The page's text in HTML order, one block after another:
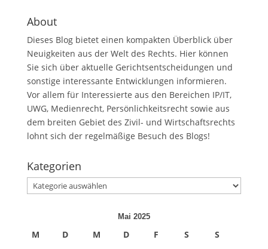
About
Dieses Blog bietet einen kompakten Überblick über
Neuigkeiten aus der Welt des Rechts. Hier können
Sie sich über aktuelle Gerichtsentscheidungen und
sonstige interessante Entwicklungen informieren.
Vor allem für Interessierte aus den Bereichen IP/IT,
UWG, Medienrecht, Persönlichkeitsrecht sowie aus
dem breiten Gebiet des Zivil- und Wirtschaftsrechts
lohnt sich der regelmäßige Besuch des Blogs!
Kategorien
Kategorien
Mai 2025
M D M D F S S